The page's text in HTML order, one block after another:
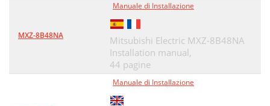
MXZ-8B48NA
Manuale di Installazione
Mitsubishi Electric MXZ-8B48NA
Installation manual,
44 pagine
Manuale di Installazione